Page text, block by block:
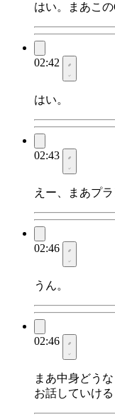
はい。まあこ
02:42
はい。
02:43
えー、まあプ
02:46
うん。
02:46
まあ中身どう
お話していけ